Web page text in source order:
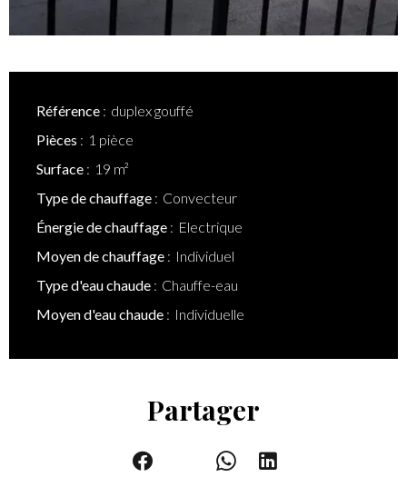
Référence
duplex gouffé
Pièces
1 pièce
Surface
19 m²
Type de chauffage
Convecteur
Énergie de chauffage
Electrique
Moyen de chauffage
Individuel
Type d'eau chaude
Chauffe-eau
Moyen d'eau chaude
Individuelle
Partager